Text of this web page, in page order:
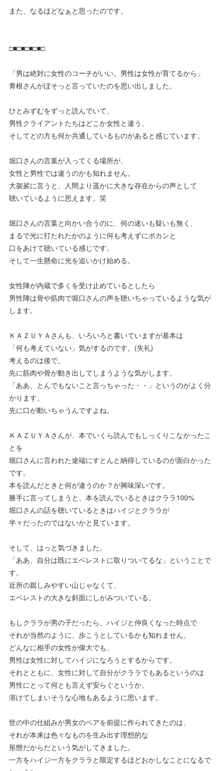
また、なるほどなぁと思ったのです。
□■□■□■□■□
「男は絶対に女性のコーチがいい。男性は女性が育てるから」
青根さんがぼそっと言っていたのを思い出しました。
ひとみずむをずっと読んでいて、
男性クライアントたちはどこか女性と違う、
そしてどの方も何か共通しているものがあると感じています。
堀口さんの言葉が入ってくる場所が、
女性と男性では違うのかも知れません。
大袈裟に言うと、人間より遥かに大きな存在からの声として
聴いているように思えます。笑
堀口さんの言葉と向かい合うのに、何の迷いも疑いも無く、
まるで光に打たれたかのように何も考えずにポカンと
口をあけて聴いている感じです。
そして一生懸命に光を追いかけ始める。
女性陣が内蔵で多くを受け止めているとしたら
男性陣は骨や筋肉で堀口さんの声を聴いちゃっているような気が
します。
ＫＡＺＵＹＡさんも、いろいろと書いていますが基本は
「何も考えていない」気がするのです。(失礼)
考えるのは後で。
先に筋肉や骨が動き出してしまうような気がします。
「ああ、とんでもないこと言っちゃった・・」というのがよく分
かります。
先に口が動いちゃうんですよね。
ＫＡＺＵＹＡさんが、本でいくら読んでもしっくりこなかったこ
とを
堀口さんに言われた途端にすとんと納得しているのが面白かった
です。
本を読んだときと何が違うのか？が興味深いです。
勝手に言ってしまうと、本を読んでいるときはクララ100%
堀口さんの話を聴いているときはハイジとクララが
半々だったのではないかと見ています。
そして、はっと気づきました。
「ああ、自分は既にエベレストに取りついてるな」ということで
す。
近所の親しみやすい山じゃなくて、
エベレストの大きな斜面にしがみついている。
もしクララが男の子だったら、ハイジと仲良くなった時点で
それが当然のように、歩こうとしているかも知れません。
どんなに相手の女性が偉大でも、
男性は女性に対してハイジになろうとするからです。
それとともに、女性に対して自分がクララでもあるというのは
男性にとって何とも言えず安らぐというか、
溶けてしまいそうな心地もあるように思います。
世の中の仕組みが男女のペアを前提に作られてきたのは、
それが本来は色々なものを生み出す理想的な
形態だからだという気がしてきました。
一方をハイジ一方をクララと限定するほどおかしなことになるで